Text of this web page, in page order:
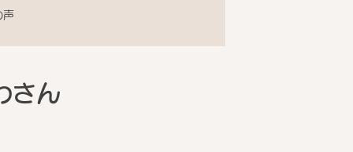
声
さん